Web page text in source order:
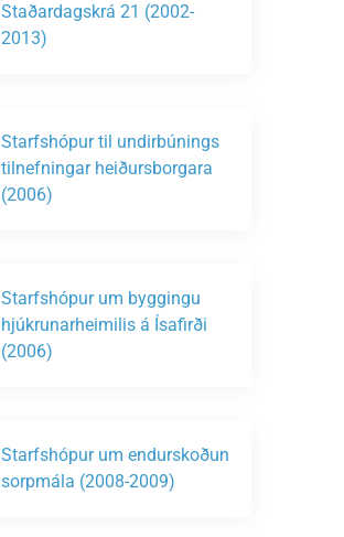
Staðardagskrá 21 (2002-
2013)
Starfshópur til undirbúnings
tilnefningar heiðursborgara
(2006)
Starfshópur um byggingu
hjúkrunarheimilis á Ísafirði
(2006)
Starfshópur um endurskoðun
sorpmála (2008-2009)